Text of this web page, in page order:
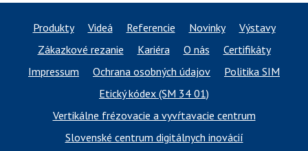
Produkty Videá Referencie Novinky
Výstavy
Zákazkové rezanie
Kariéra O nás
Certifikáty
Impressum
Ochrana osobných údajov
Politika SIM
Etický kódex (SM 34 01)
Vertikálne frézovacie a vyvŕtavacie centrum
Slovenské centrum digitálnych inovácií